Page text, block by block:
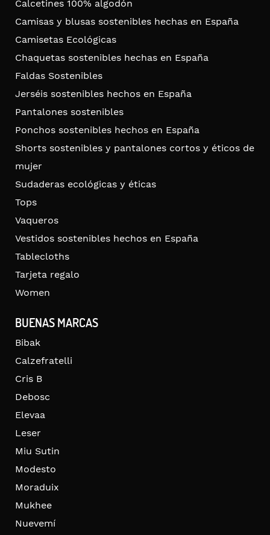
Calcetines 100% algodón
Camisas y blusas sostenibles hechas en España
Camisetas Ecológicas
Chaquetas sostenibles hechas en España
Faldas Sostenibles
Jerséis sostenibles hechos en España
Pantalones sostenibles
Ponchos sostenibles hechos en España
Shorts sostenibles y pantalones cortos y éticos de
mujer
Sudaderas ecológicas y éticas
Tops
Vaqueros
Vestidos sostenibles hechos en España
Tablecloths
Tarjeta regalo
Women
BUENAS MARCAS
Bibak
Calzefratelli
Cris B
Debosc
Elevaa
Leser
Miu Sutin
Modesto
Moraduix
Mukhee
Nuevemí